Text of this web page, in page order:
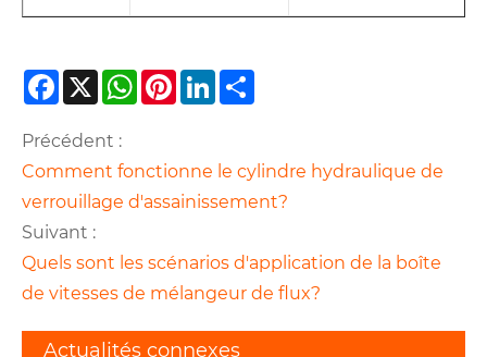
Facebook
X WhatsApp
PinterestLinkedIn
Précédent :
Comment fonctionne le cylindre hydraulique de
verrouillage d'assainissement?
Suivant :
Quels sont les scénarios d'application de la boîte
de vitesses de mélangeur de flux?
Actualités connexes